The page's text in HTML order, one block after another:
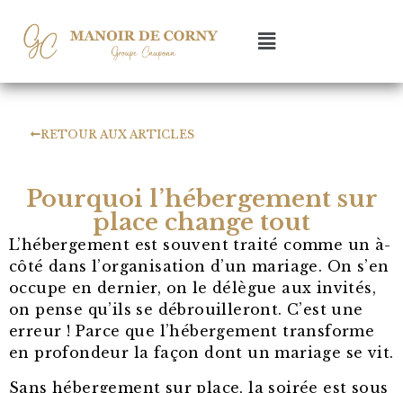
RETOUR AUX ARTICLES
Pourquoi l’hébergement sur
place change tout
L’hébergement est souvent traité comme un à-
côté dans l’organisation d’un mariage. On s’en
occupe en dernier, on le délègue aux invités,
on pense qu’ils se débrouilleront. C’est une
erreur ! Parce que l’hébergement transforme
en profondeur la façon dont un mariage se vit.
Sans hébergement sur place, la soirée est sous